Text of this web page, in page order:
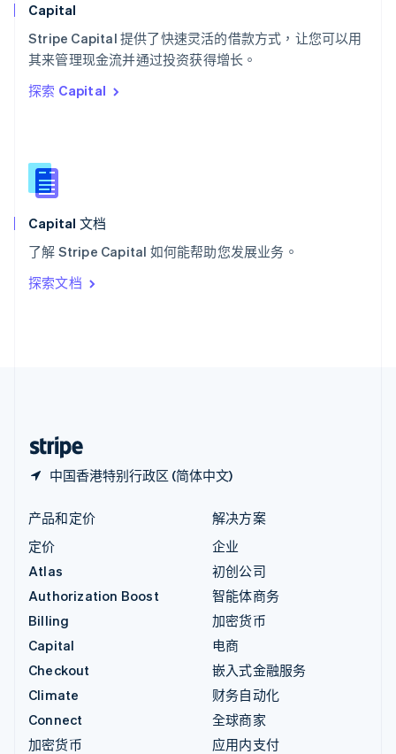
Capital
Stripe Capital 提供了快速灵活的借款方式，让您可以用
其来管理现金流并通过投资获得增长。
探索 Capital
Capital 文档
了解 Stripe Capital 如何能帮助您发展业务。
探索文档
中国香港特别行政区 (简体中文)
泰国
ไทยEnglish
希腊
English
西班牙
新西兰
English
匈牙利
English
ItalianoEnglish
印度
English
产品和定价
定价
Atlas
Authorization Boost
Billing
Capital
Checkout
Climate
Connect
加密货币
解决方案
企业
初创公司
智能体商务
加密货币
电商
嵌入式金融服务
财务自动化
全球商家
应用内支付